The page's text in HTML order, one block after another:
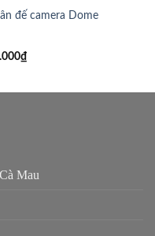
đế camera Dome
₫
Mau